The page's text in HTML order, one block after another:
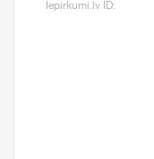
Iepirkumi.lv ID: